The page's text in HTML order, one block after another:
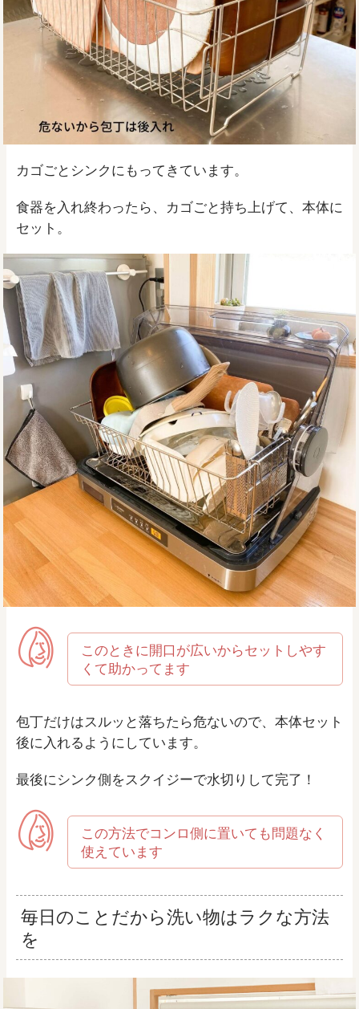
カゴごとシンクにもってきています。
食器を入れ終わったら、カゴごと持ち上げて、本体に
セット。
このときに開口が広いからセットしやす
くて助かってます
包丁だけはスルッと落ちたら危ないので、本体セット
後に入れるようにしています。
最後にシンク側をスクイジーで水切りして完了！
この方法でコンロ側に置いても問題なく
使えています
毎日のことだから洗い物はラクな方法
を